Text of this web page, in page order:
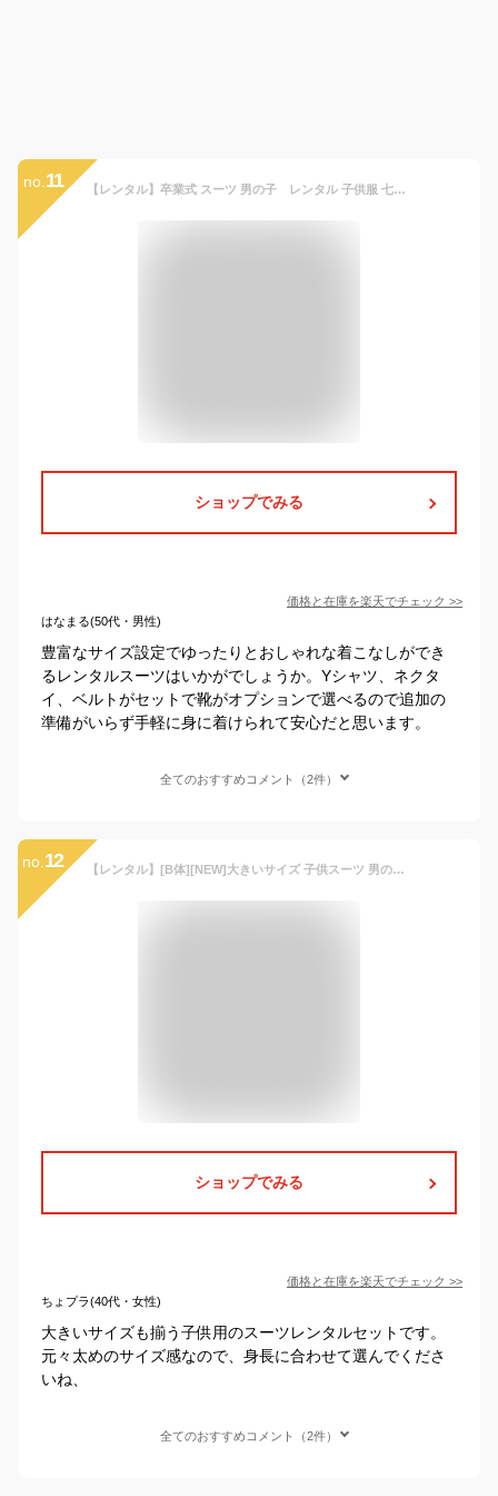
no. 11 【レンタル】卒業式 スーツ 男の子 レンタル 子供服 七五三 卒業式 入学式 結婚式 140cm 150cm 160cm 170cm JBED020
ショップでみる
価格と在庫を楽天でチェック >>
はなまる(50代・男性)
豊富なサイズ設定でゆったりとおしゃれな着こなしができ
るレンタルスーツはいかがでしょうか。Yシャツ、ネクタ
イ、ベルトがセットで靴がオプションで選べるので追加の
準備がいらず手軽に身に着けられて安心だと思います。
全てのおすすめコメント（2件）
no. 12 【レンタル】[B体][NEW]大きいサイズ 子供スーツ 男の子スーツレンタル 卒業式 スーツ 160cm 170cm 男児 黒地無地2つボタンスーツセット 太めサイズ 結婚式 貸衣装 靴セット 男の子 スーツ ジュニアスーツ
ショップでみる
価格と在庫を楽天でチェック >>
ちょプラ(40代・女性)
大きいサイズも揃う子供用のスーツレンタルセットです。
元々太めのサイズ感なので、身長に合わせて選んでくださ
いね、
全てのおすすめコメント（2件）